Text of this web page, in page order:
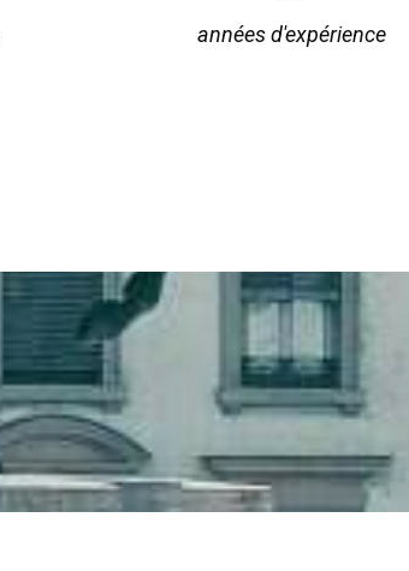
années d'expérience